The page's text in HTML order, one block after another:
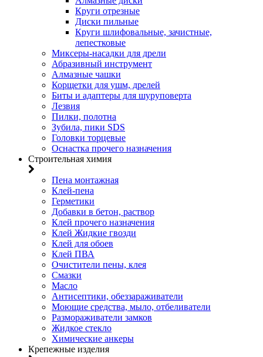
Круги отрезные
Диски пильные
Круги шлифовальные, зачистные,
лепестковые
Миксеры-насадки для дрели
Абразивный инструмент
Алмазные чашки
Корщетки для ушм, дрелей
Биты и адаптеры для шуруповерта
Лезвия
Пилки, полотна
Зубила, пики SDS
Головки торцевые
Оснастка прочего назначения
Строительная химия
Пена монтажная
Клей-пена
Герметики
Добавки в бетон, раствор
Клей прочего назначения
Клей Жидкие гвозди
Клей для обоев
Клей ПВА
Очистители пены, клея
Смазки
Масло
Антисептики, обеззараживатели
Моющие средства, мыло, отбеливатели
Размораживатели замков
Жидкое стекло
Химические анкеры
Крепежные изделия